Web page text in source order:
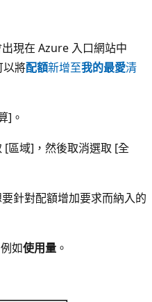
現在 Azure 入口網站中
以將配額新增至我的最愛清
] 。
[區域] ，然後取消選取 [全
針對配額增加要求而納入的
如使用量 。